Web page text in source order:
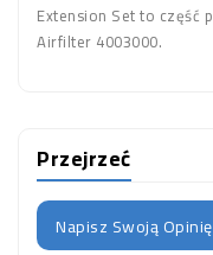
Extension Set to część
Airfilter 4003000.
Przejrzeć
Napisz Swoją Opinię